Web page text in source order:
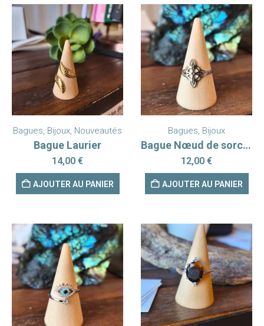
Bagues, Bijoux, Nouveautés
Bague Laurier
14,00 €
AJOUTER AU PANIER
Bagues, Bijoux
Bague Nœud de sorcière
12,00 €
AJOUTER AU PANIER